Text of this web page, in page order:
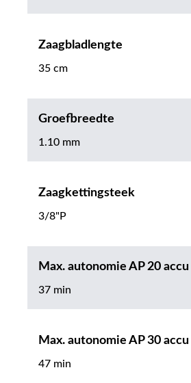
Zaagbladlengte
35 cm
Groefbreedte
1.10 mm
Zaagkettingsteek
3/8"P
Max. autonomie AP 20 accu
37 min
Max. autonomie AP 30 accu
47 min